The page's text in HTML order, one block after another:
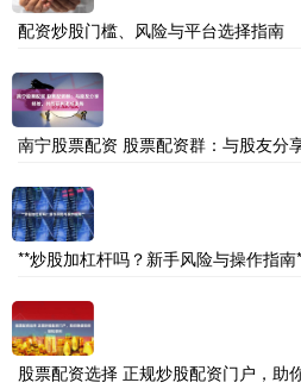
配资炒股门槛、风险与平台选择指南
南宁股票配资 股票配资群：与股友分
**炒股加杠杆吗？新手风险与操作指南
股票配资选择 正规炒股配资门户，助